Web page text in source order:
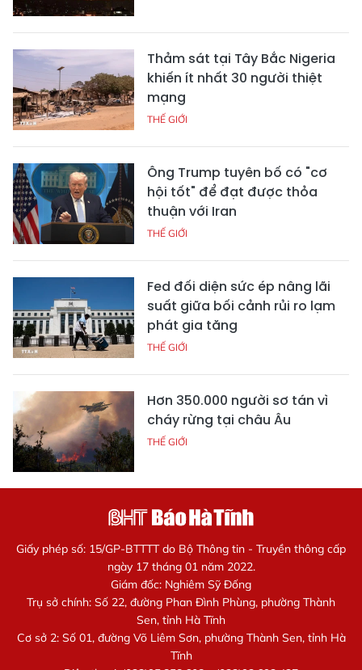
Thảm sát tại Tây Bắc Nigeria
khiến ít nhất 30 người thiệt
mạng
THẾ GIỚI
Ông Trump tuyên bố có "cơ
hội tốt" để đạt được thỏa
thuận với Iran
THẾ GIỚI
Fed đối diện sức ép nâng lãi
suất giữa bối cảnh rủi ro lạm
phát gia tăng
THẾ GIỚI
Hơn 350.000 người sơ tán vì
cháy rừng tại châu Âu
THẾ GIỚI
Giấy phép số: 15/GP-BTTTT do Bộ Thông tin - Truyền thông cấp
ngày 17 tháng 01 năm 2022.
Giám đốc: Nghiêm Sỹ Đống
Trụ sở chính: Số 22, đường Phan Đình Phùng, phường Thành
Sen, tỉnh Hà Tĩnh
Cơ sở 2: Số 01, đường Võ Liêm Sơn, phường Thành Sen, tỉnh Hà
Tĩnh